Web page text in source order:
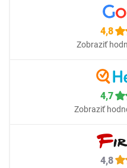
4,8
Zobraziť
4,7
Zobraziť
4,8